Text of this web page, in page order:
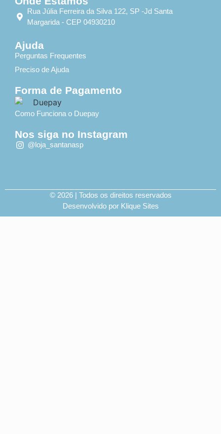
Rua Júlia Ferreira da Silva 122, SP -Jd Santa
Margarida - CEP 04930210
Ajuda
Perguntas Frequentes
Preciso de Ajuda
Forma de Pagamento
Como Funciona o Duepay
Nos siga no Instagram
@loja_santanasp
© 2026 | Todos os direitos reservados
Desenvolvido por Klique Sites